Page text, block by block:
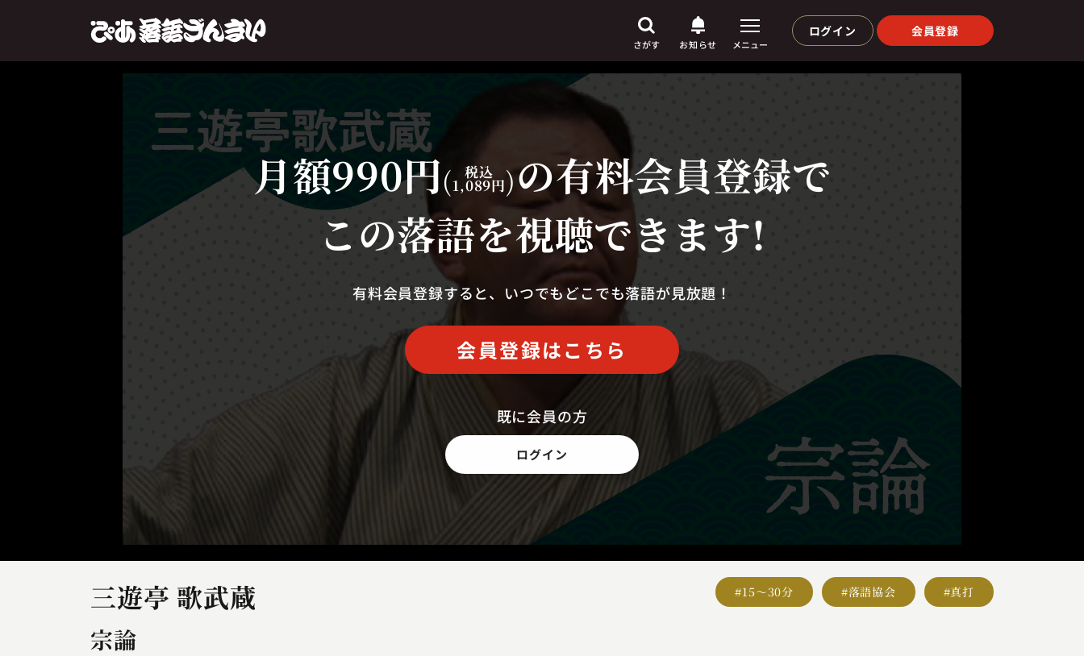
さがす
芸人からさがす
演目 からさがす
上演時間からさがす
お知らせ メニュー
ログイン 会員登録
月額990円( 税込
1,089円)の有料会員登録で
この落語を視聴できます!
有料会員登録すると、いつでもどこでも落語が見放題！
会員登録はこちら
既に会員の方
ログイン
三遊亭 歌武蔵
宗論
#15～30分 #落語協会 #真打